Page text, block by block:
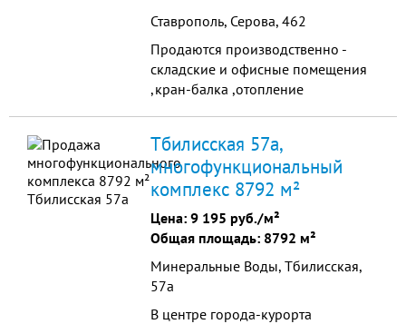
производственные цеха с
оборудованием для
работы:кузнечный, столярный,
помещение для офиса, складские
Ставрополь, Серова, 462
Продаются производственно -
складские и офисные помещения
,кран-балка ,отопление
Рассмотрю любые предложения.
Собственник - юр.лицо. Возможен
торг. Срочно!!!!
Тбилисская 57а,
многофункциональный
комплекс 8792 м²
Цена: 9 195 руб./м²
Общая площадь: 8792 м²
Минеральные Воды, Тбилисская,
57а
В центре города-курорта